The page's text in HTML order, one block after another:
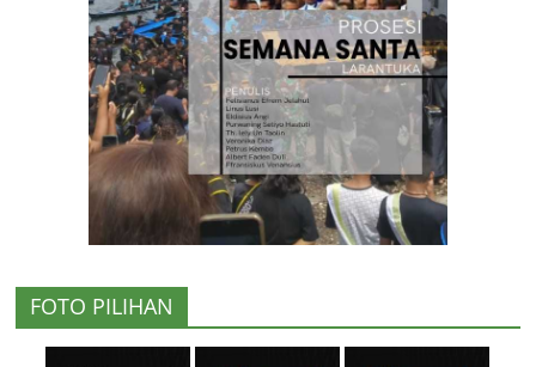
FOTO PILIHAN